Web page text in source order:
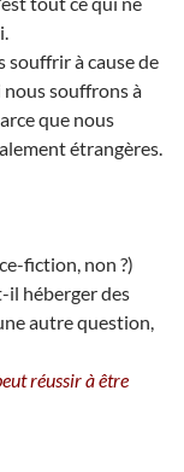
souffrir à cause de
nous souffrons à
que nous
étrangères.
fiction, non ?)
il héberger des
autre question,
réussir à être